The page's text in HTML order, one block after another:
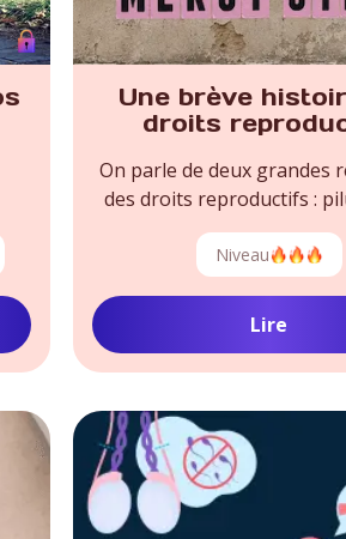
Une brève
droits
On parle de deux grandes
des droits reproductifs :
Niveau
Lire